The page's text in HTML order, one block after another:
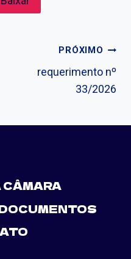
PRÓXIMO
requerimento nº
33/2026
CÂMARA